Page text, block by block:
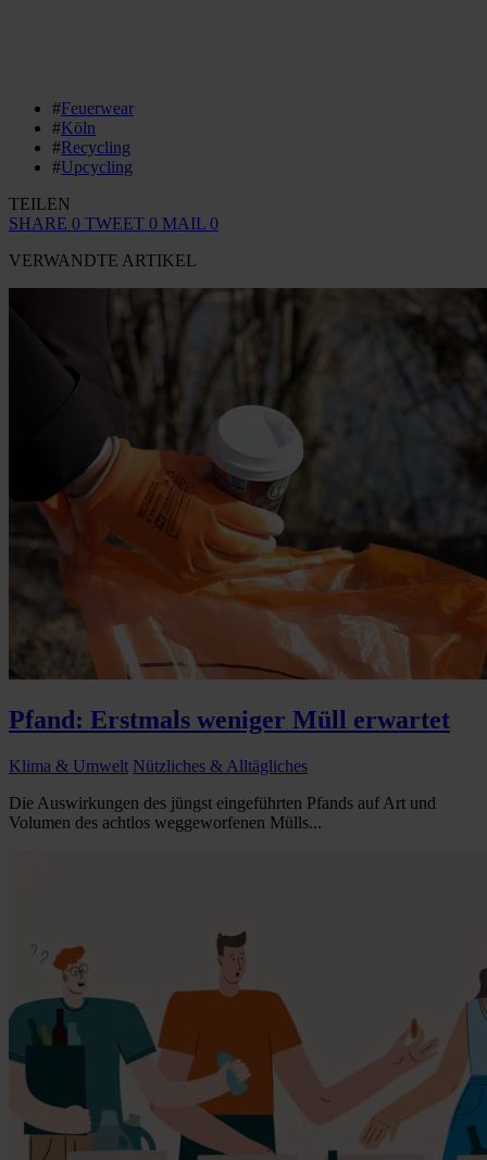
#Feuerwear
#Köln
#Recycling
#Upcycling
TEILEN
SHARE 0 TWEET 0 MAIL 0
VERWANDTE ARTIKEL
Pfand: Erstmals weniger Müll erwartet
Klima & Umwelt Nützliches & Alltägliches
Die Auswirkungen des jüngst eingeführten Pfands auf Art und
Volumen des achtlos weggeworfenen Mülls...